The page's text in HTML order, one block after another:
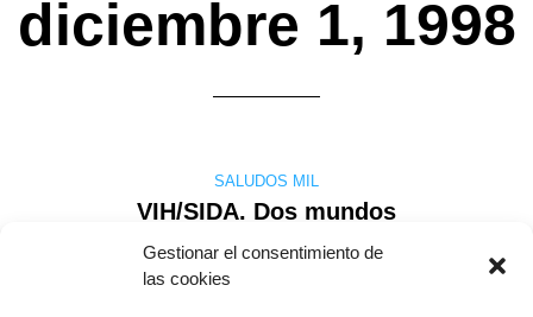
Gestionar el consentimiento de
las cookies
diciembre 1, 1998
SALUDOS MIL
VIH/SIDA. Dos mundos